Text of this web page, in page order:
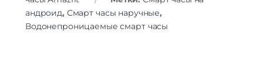
андроид, Смарт часы наручные,
Водонепроницаемые смарт часы